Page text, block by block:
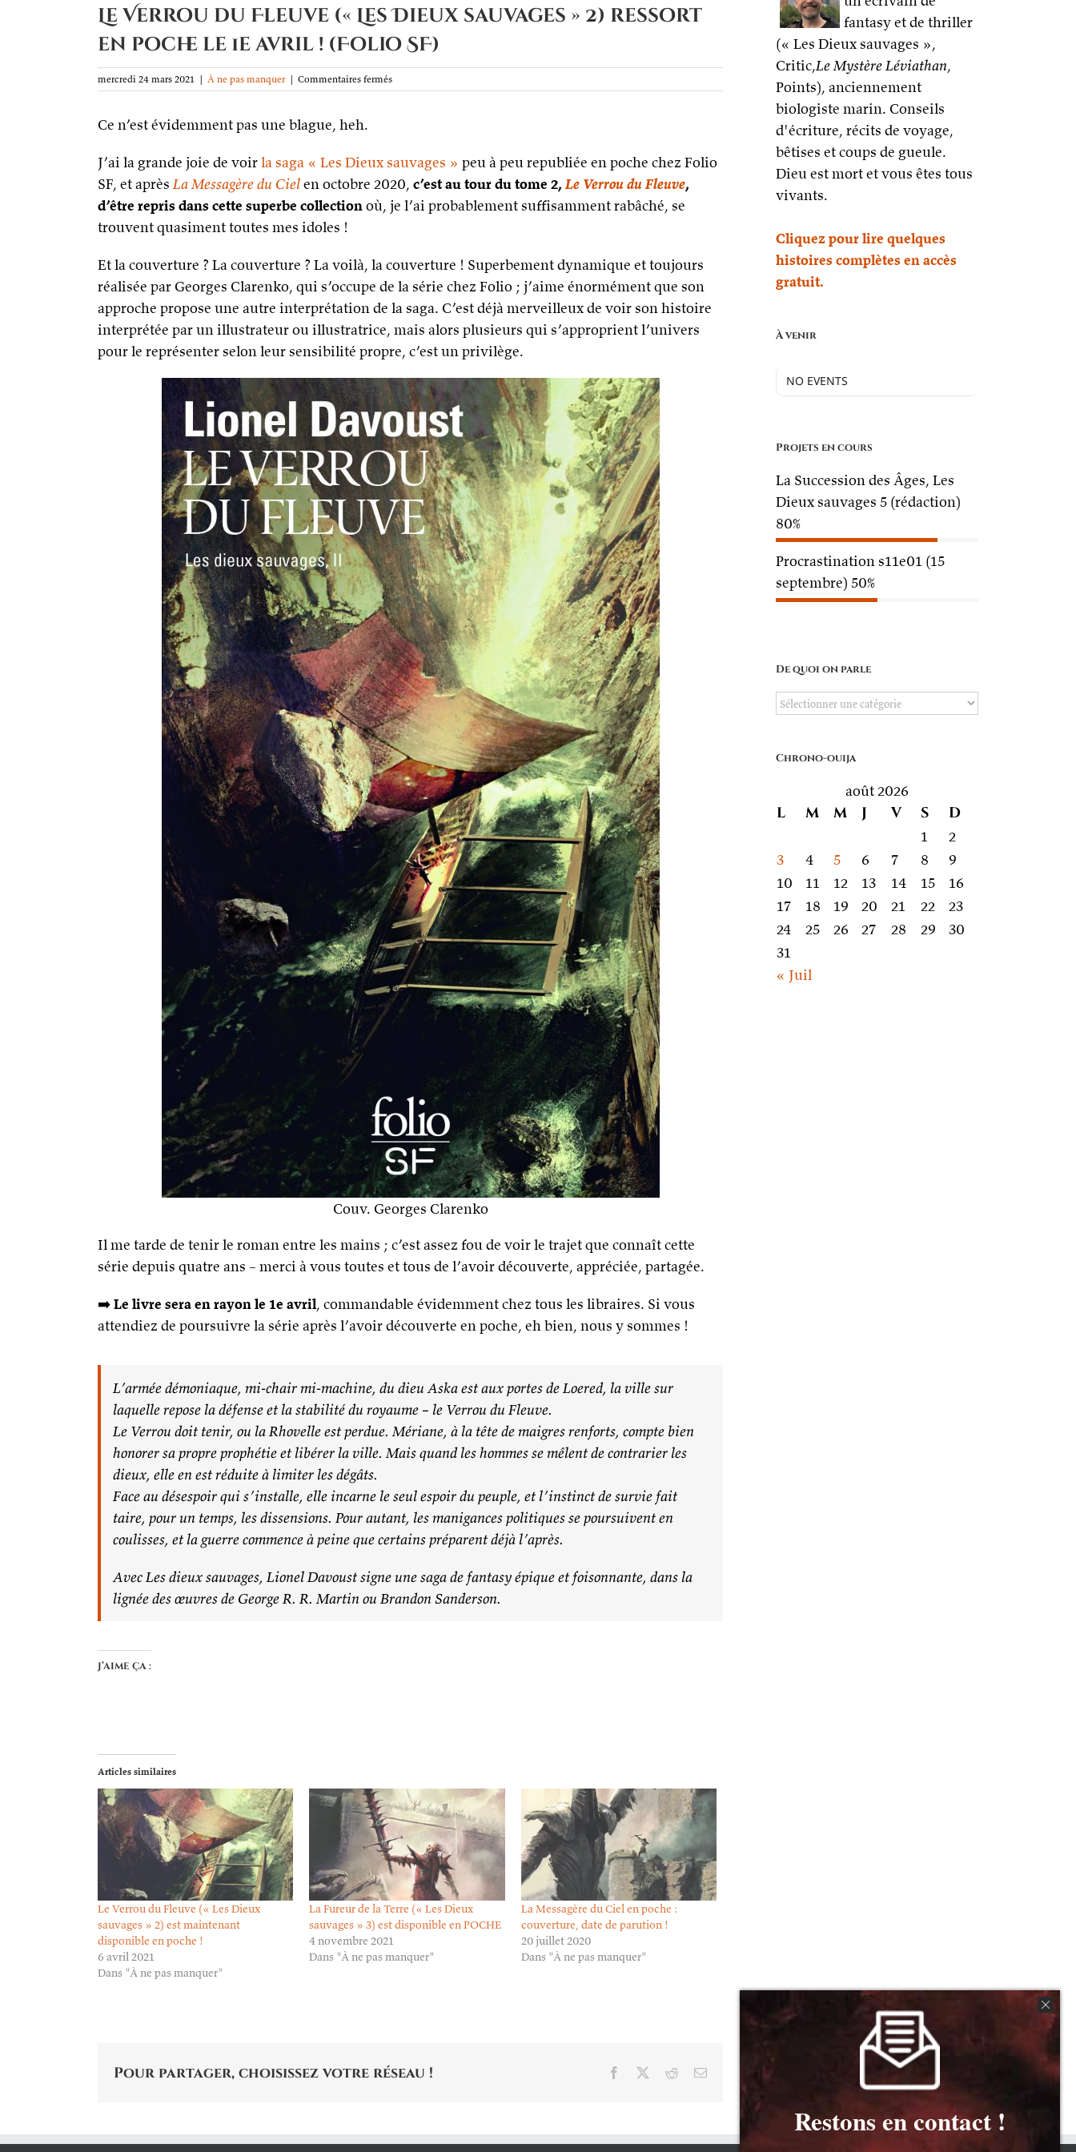
Le Verrou du Fleuve (« Les Dieux sauvages » 2) ressort
en poche le 1e avril ! (Folio SF)
mercredi 24 mars 2021 | À ne pas manquer | Commentaires ferméssur
Le
Dieux
sauvages »
ressort
1e
avril !
(Folio
SF)
Ce n’est évidemment pas une blague, heh.
J’ai la grande joie de voirla saga « Les Dieux sauvages » peu à peu republiée en poche chez Folio
SF, et après La Messagère du Cielen octobre 2020, c’est au tour du tome 2,Le Verrou du Fleuve,
d’être repris dans cette superbe collectionoù, je l’ai probablement suffisamment rabâché, se
trouvent quasiment toutes mes idoles !
Et la couverture ? La couverture ? La voilà, la couverture ! Superbement dynamique et toujours
réalisée par Georges Clarenko, qui s’occupe de la série chez Folio ; j’aime énormément que son
approche propose une autre interprétation de la saga. C’est déjà merveilleux de voir son histoire
interprétée par un illustrateur ou illustratrice, mais alors plusieurs qui s’approprient l’univers
pour le représenter selon leur sensibilité propre, c’est un privilège.
Couv. Georges Clarenko
Il me tarde de tenir le roman entre les mains ; c’est assez fou de voir le trajet que connaît cette
série depuis quatre ans – merci à vous toutes et tous de l’avoir découverte, appréciée, partagée.
➡️Le livre sera en rayon le 1e avril, commandable évidemment chez tous les libraires. Si vous
attendiez de poursuivre la série après l’avoir découverte en poche, eh bien, nous y sommes !
L’armée démoniaque, mi-chair mi-machine, du dieu Aska est aux portes de Loered, la ville sur
laquelle repose la défense et la stabilité du royaume – le Verrou du Fleuve.
Le Verrou doit tenir, ou la Rhovelle est perdue. Mériane, à la tête de maigres renforts, compte bien
honorer sa propre prophétie et libérer la ville. Mais quand les hommes se mêlent de contrarier les
dieux, elle en est réduite à limiter les dégâts.
Face au désespoir qui s’installe, elle incarne le seul espoir du peuple, et l’instinct de survie fait
taire, pour un temps, les dissensions. Pour autant, les manigances politiques se poursuivent en
coulisses, et la guerre commence à peine que certains préparent déjà l’après.
AvecLes dieux sauvages, Lionel Davoust signe une saga defantasyépique et foisonnante, dans la
lignée des œuvres de George R. R. Martin ou Brandon Sanderson.
J’aime ça :
Articles similaires
Le Verrou du Fleuve (« Les Dieux
sauvages » 2) est maintenant
disponible en poche !
6 avril 2021
Dans "À ne pas manquer"
La Fureur de la Terre (« Les Dieux
sauvages » 3) est disponible en POCHE
4 novembre 2021
Dans "À ne pas manquer"
La Messagère du Ciel en poche :
couverture, date de parution !
20 juillet 2020
Dans "À ne pas manquer"
Pour partager, choisissez votre réseau ! Facebook RedditEmail
fantasy et de thriller
(« Les Dieux sauvages »,
Critic,Le Mystère Léviathan,
Points), anciennement
biologiste marin. Conseils
d'écriture, récits de voyage,
bêtises et coups de gueule.
Dieu est mort et vous êtes tous
vivants.
Cliquez pour lire quelques
histoires complètes en accès
gratuit.
À venir
NO EVENTS
Projets en cours
La Succession des Âges, Les
Dieux sauvages 5 (rédaction)
80%
Procrastination s11e01 (15
septembre) 50%
De quoi on parle
De
parle
Chrono-ouija
août 2026
L M M J V S D
1
2
3
4 5 6 7 8
9
10
11 12 13 14 15
16
17
18 19 20 21 22
23
24
25 26 27 28 29
30
31
« Juil
Restons en contact !